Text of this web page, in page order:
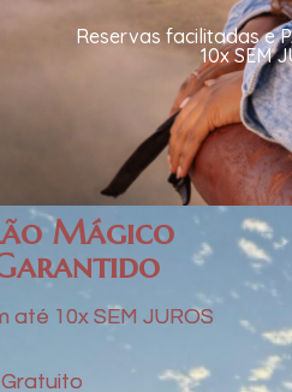
Reservas facilitadas e
10x SEM
Mágico
até 10x SEM JUROS